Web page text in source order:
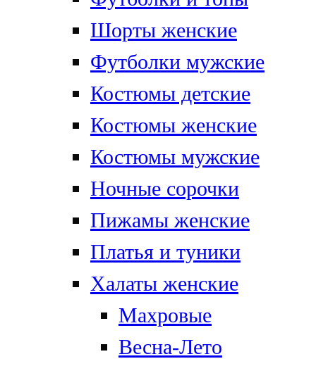
Шорты женские
Футболки мужские
Костюмы детские
Костюмы женские
Костюмы мужские
Ночные сорочки
Пижамы женские
Платья и туники
Халаты женские
Махровые
Весна-Лето